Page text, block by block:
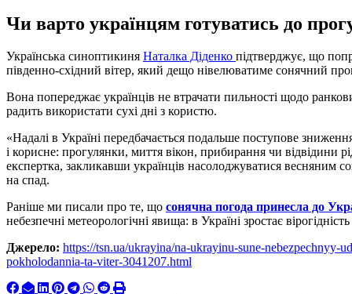
Чи варто українцям готуватись до
Українська синоптикиня Наталка Діденко підтверджує, що
південно-східний вітер, який дещо нівелюватиме сонячний
Вона попереджає українців не втрачати пильності щодо
радить використати сухі дні з користю.
«Надалі в Україні передбачається подальше поступове
і корисне: прогулянки, миття вікон, прибирання чи відвідини
експертка, закликавши українців насолоджуватися весняним
на спад.
Раніше ми писали про те, що сонячна погода принесла до
небезпечні метеорологічні явища: в Україні зростає
Джерело: https://tsn.ua/ukrayina/na-ukrayinu-sune-nebezpechnyy-
pokholodannia-ta-viter-3041207.html